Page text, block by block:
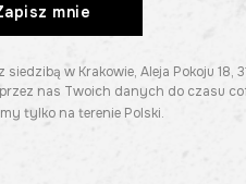
mnie
w Krakowie, Aleja Pokoju 18,
nas Twoich danych do czasu
tylko na terenie Polski.